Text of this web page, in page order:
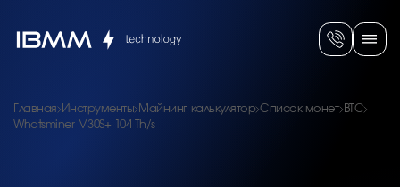
Главная Инструменты Майнинг калькулятор Список монет BTC
Whatsminer M30S+ 104 Th/s